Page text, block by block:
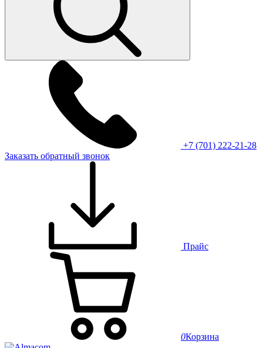
+7 (701) 222-21-28
Заказать обратный звонок
Прайс
0Корзина